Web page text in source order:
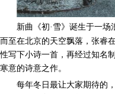
新曲《初·雪》诞生于一场
而至在北京的天空飘落，张睿
性写下小诗一首，再经过知名
寒意的诗意之作。
每年冬日最让大家期待的